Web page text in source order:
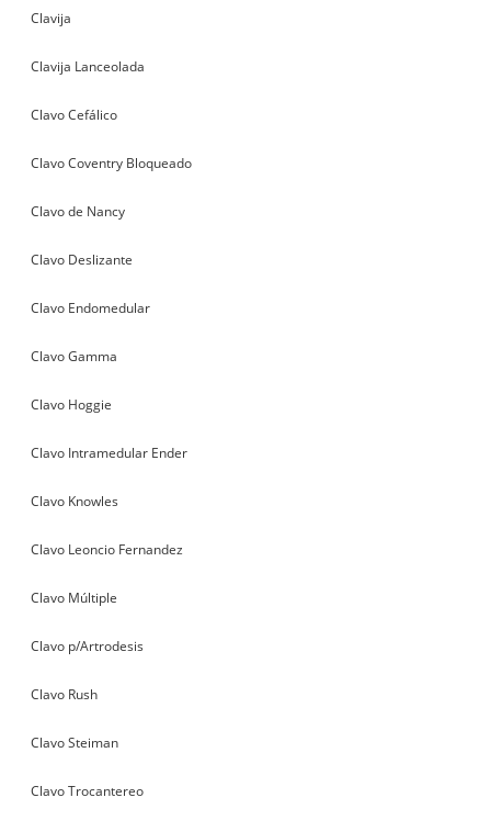
Clavija
Clavija Lanceolada
Clavo Cefálico
Clavo Coventry Bloqueado
Clavo de Nancy
Clavo Deslizante
Clavo Endomedular
Clavo Gamma
Clavo Hoggie
Clavo Intramedular Ender
Clavo Knowles
Clavo Leoncio Fernandez
Clavo Múltiple
Clavo p/Artrodesis
Clavo Rush
Clavo Steiman
Clavo Trocantereo